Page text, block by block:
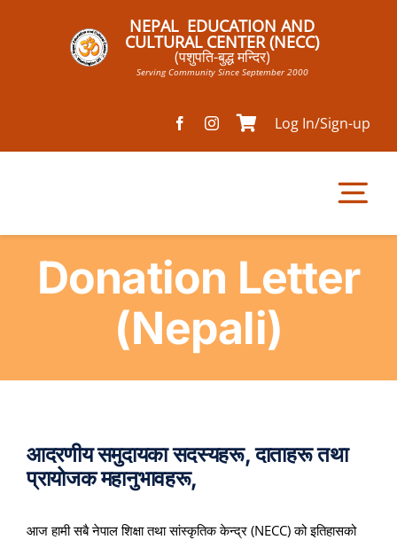
NEPAL EDUCATION AND
CULTURAL CENTER (NECC)
(पशुपति-बुद्ध मन्दिर)
Serving Community Since September 2000
Log In/Sign-up
Home
Mandir
Donation Letter
(Nepali)
आदरणीय समुदायका सदस्यहरू, दाताहरू तथा
प्रायोजक महानुभावहरू,
आज हामी सबै नेपाल शिक्षा तथा सांस्कृतिक केन्द्र (NECC) को इतिहासको